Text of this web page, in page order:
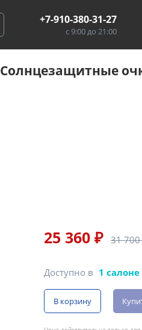
+7-910-380-31-27
с 9:00 до 21:00
Солнцезащитные
25 360 ₽ 31
Доступно в 1 салоне
В корзину